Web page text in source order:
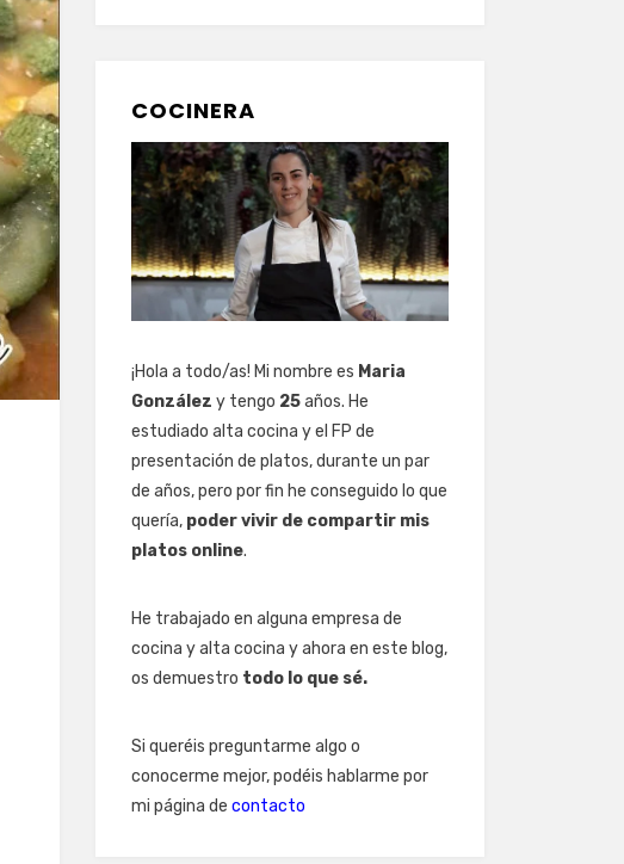
COCINERA
¡Hola a todo/as! Mi nombre es Maria
González y tengo 25años. He
estudiado alta cocina y el FP de
presentación de platos, durante un par
de años, pero por fin he conseguido lo que
quería, poder vivir de compartir mis
platos online.
He trabajado en alguna empresa de
cocina y alta cocina y ahora en este blog,
os demuestro todo lo que sé.
Si queréis preguntarme algo o
conocerme mejor, podéis hablarme por
mi página de contacto